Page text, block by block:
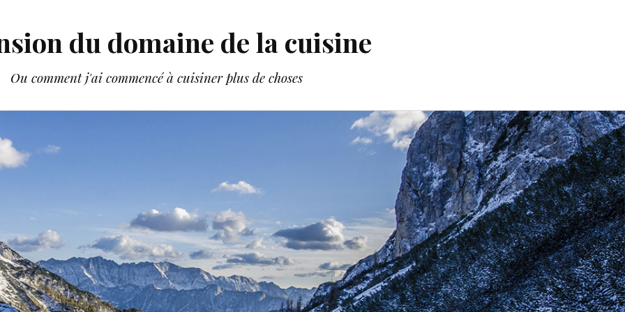
du domaine de la cuisine
Ou comment j'ai commencé à cuisiner plus de choses